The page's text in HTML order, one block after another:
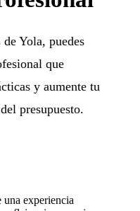
Yola, puedes
que
y aumente tu
presupuesto.
experiencia